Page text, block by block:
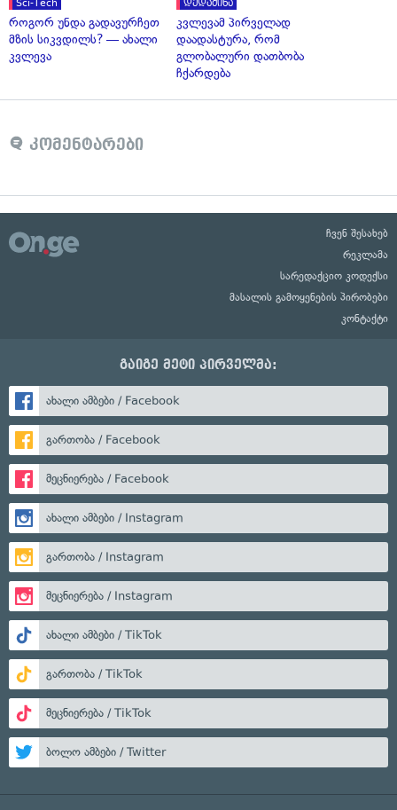
Sci-Tech
როგორ უნდა გადავურჩეთ
მზის სიკვდილს? — ახალი
კვლევა
დედამიწა
კვლევამ პირველად
დაადასტურა, რომ
გლობალური დათბობა
ჩქარდება
კომენტარები
ჩვენ შესახებ
რეკლამა
სარედაქციო კოდექსი
მასალის გამოყენების პირობები
კონტაქტი
გაიგე მეტი პირველმა:
ახალი ამბები / Facebook
გართობა / Facebook
მეცნიერება / Facebook
ახალი ამბები / Instagram
გართობა / Instagram
მეცნიერება / Instagram
ახალი ამბები / TikTok
გართობა / TikTok
მეცნიერება / TikTok
ბოლო ამბები / Twitter